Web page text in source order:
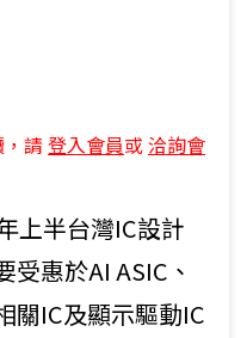
請 登入會員或 洽詢會
上半台灣IC設計
惠於AI ASIC、
關IC及顯示驅動IC